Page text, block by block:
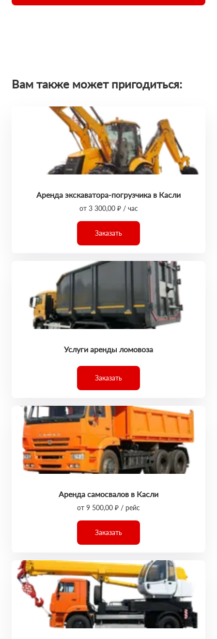
Вам также может пригодиться:
Аренда экскаватора-погрузчика в Касли
от 3 300,00 ₽ / час
Заказать
Услуги аренды ломовоза
Заказать
Аренда самосвалов в Касли
от 9 500,00 ₽ / рейс
Заказать